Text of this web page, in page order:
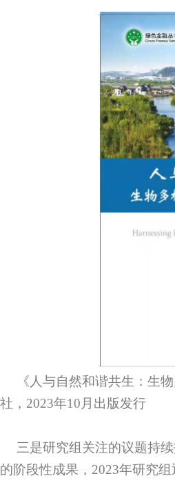
《人与自然和谐共生：生
社，2023年10月出版发行
三是研究组关注的议题持
的阶段性成果，2023年研究